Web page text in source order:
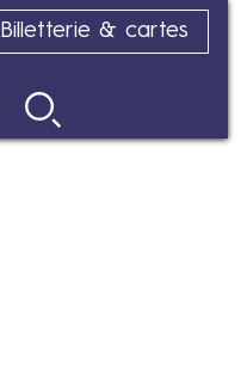
Billetterie & cartes
Rechercher